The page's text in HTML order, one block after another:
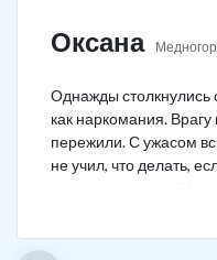
Оксана
Однажды столкнулись
как наркомания.
пережили. С ужасом
не учил, что делать,
наркозависимым.
думали, что все
попробовать и